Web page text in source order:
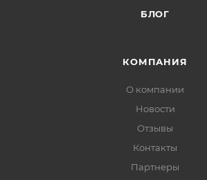
БЛОГ
КОМПАНИЯ
О компании
Новости
Отзывы
Контакты
Партнеры